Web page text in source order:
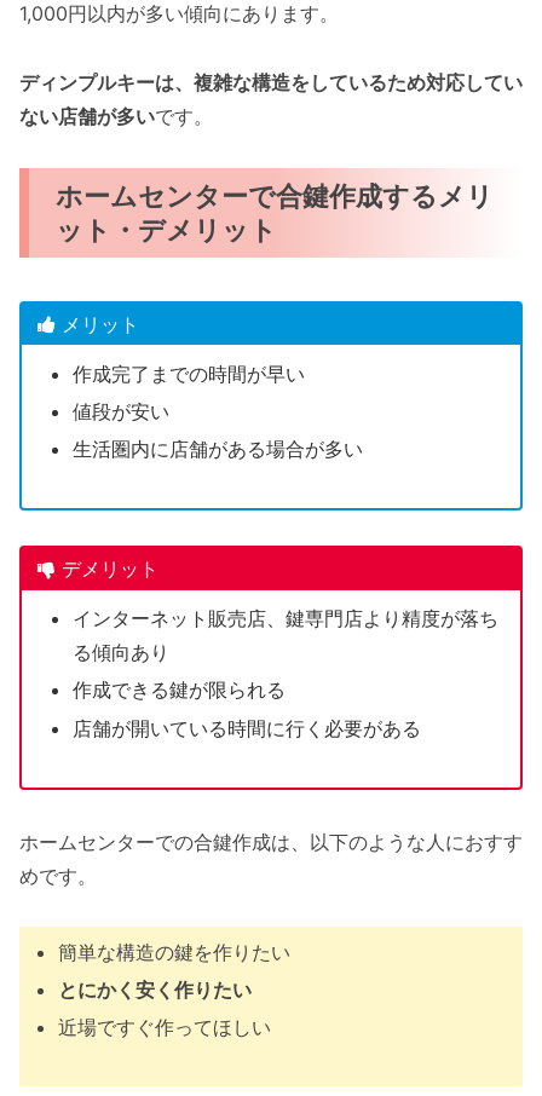
1,000円以内が多い傾向にあります。
ディンプルキーは、複雑な構造をしているため対応してい
ない店舗が多いです。
ホームセンターで合鍵作成するメリ
ット・デメリット
メリット
作成完了までの時間が早い
値段が安い
生活圏内に店舗がある場合が多い
デメリット
インターネット販売店、鍵専門店より精度が落ち
る傾向あり
作成できる鍵が限られる
店舗が開いている時間に行く必要がある
ホームセンターでの合鍵作成は、以下のような人におすす
めです。
簡単な構造の鍵を作りたい
とにかく安く作りたい
近場ですぐ作ってほしい